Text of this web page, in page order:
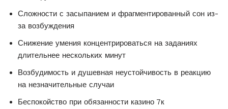
Сложности с засыпанием и фрагментированный сон из-
за возбуждения
Снижение умения концентрироваться на заданиях
длительнее нескольких минут
Возбудимость и душевная неустойчивость в реакцию
на незначительные случаи
Беспокойство при обязанности казино 7к